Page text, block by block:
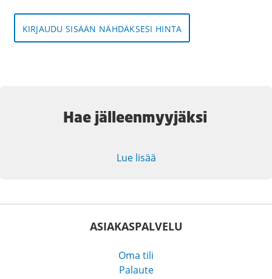
KIRJAUDU SISÄÄN NÄHDÄKSESI HINTA
Hae jälleenmyyjäksi
Lue lisää
ASIAKASPALVELU
Oma tili
Palaute